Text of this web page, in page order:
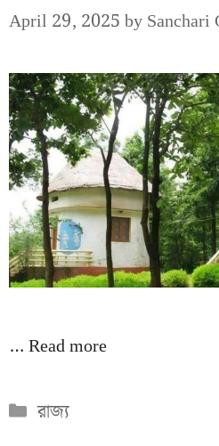
April 29, 2025bySanchari
…Read more
Categories
রাজ্য